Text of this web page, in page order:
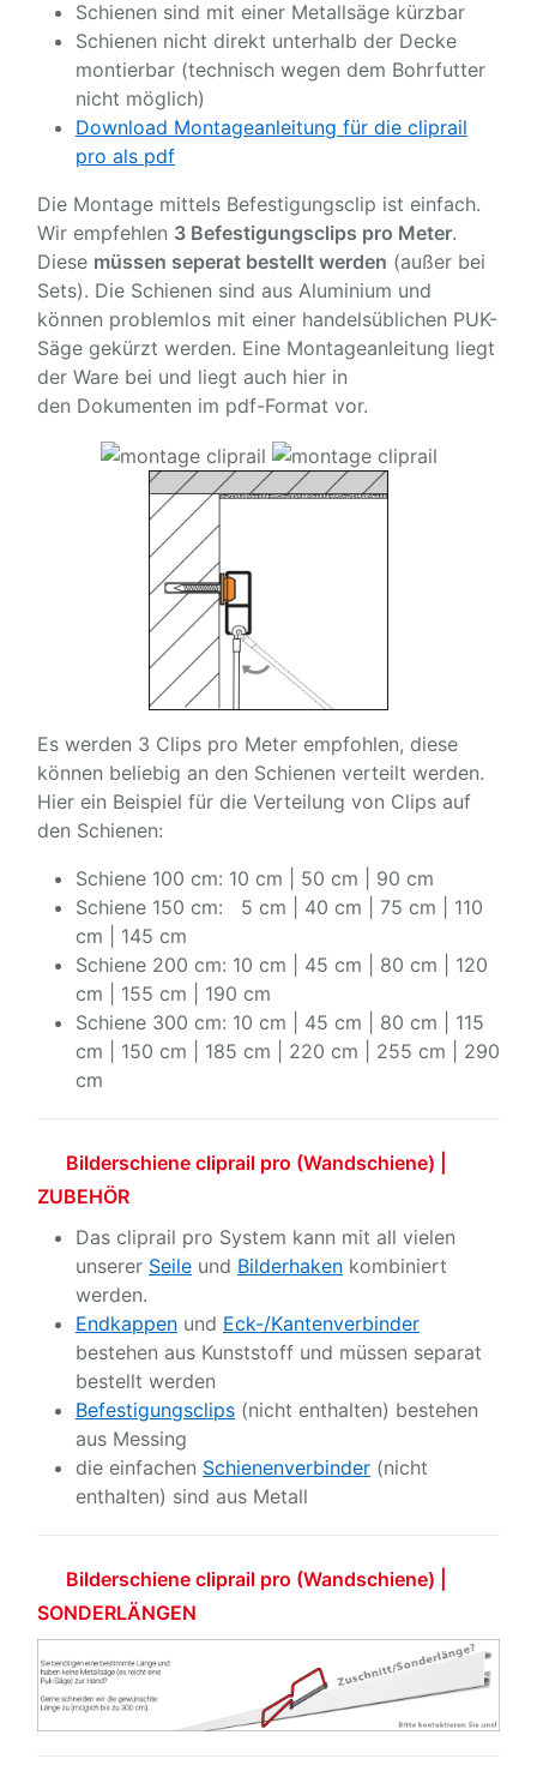
Schienen sind mit einer Metallsäge kürzbar
Schienen nicht direkt unterhalb der Decke
montierbar (technisch wegen dem Bohrfutter
nicht möglich)
Download Montageanleitung für die cliprail
pro als pdf
Die Montage mittels Befestigungsclip ist einfach.
Wir empfehlen 3 Befestigungsclips pro Meter.
Diese müssen seperat bestellt werden (außer bei
Sets). Die Schienen sind aus Aluminium und
können problemlos mit einer handelsüblichen PUK-
Säge gekürzt werden. Eine Montageanleitung liegt
der Ware bei und liegt auch hier in
den Dokumenten im pdf-Format vor.
Es werden 3 Clips pro Meter empfohlen, diese
können beliebig an den Schienen verteilt werden.
Hier ein Beispiel für die Verteilung von Clips auf
den Schienen:
Schiene 100 cm: 10 cm | 50 cm | 90 cm
Schiene 150 cm: 5 cm | 40 cm | 75 cm | 110
cm | 145 cm
Schiene 200 cm: 10 cm | 45 cm | 80 cm | 120
cm | 155 cm | 190 cm
Schiene 300 cm: 10 cm | 45 cm | 80 cm | 115
cm | 150 cm | 185 cm | 220 cm | 255 cm | 290
cm
Bilderschiene cliprail pro (Wandschiene) |
ZUBEHÖR
Das cliprail pro System kann mit all vielen
unserer Seile und Bilderhaken kombiniert
werden.
Endkappen und Eck-/Kantenverbinder
bestehen aus Kunststoff und müssen separat
bestellt werden
Befestigungsclips (nicht enthalten) bestehen
aus Messing
die einfachen Schienenverbinder (nicht
enthalten) sind aus Metall
Bilderschiene cliprail pro (Wandschiene) |
SONDERLÄNGEN